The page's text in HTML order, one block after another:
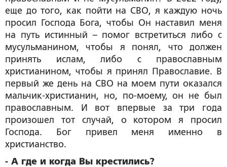
еще до того, как пойти на СВО, я каждую ночь
просил Господа Бога, чтобы Он наставил меня
на путь истинный – помог встретиться либо с
мусульманином, чтобы я понял, что должен
принять ислам, либо с православным
христианином, чтобы я принял Православие. В
первый же день на СВО на моем пути оказался
мальчик-христианин, но, по-моему, он не был
православным. И вот впервые за три года
произошел тот случай, о котором я просил
Господа. Бог привел меня именно в
христианство.
- А где и когда Вы крестились?